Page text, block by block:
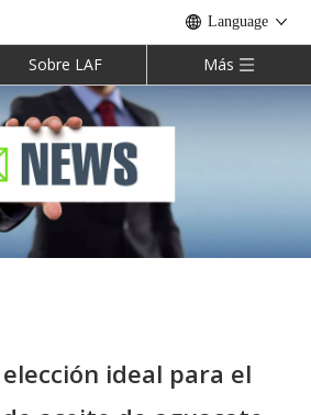
Language
Sobre LAF Más
elección ideal para el